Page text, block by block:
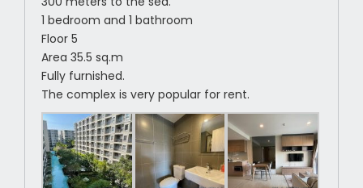
1 bedroom and 1 bathroom
Floor 5
Area 35.5 sq.m
Fully furnished.
The complex is very popular for rent.